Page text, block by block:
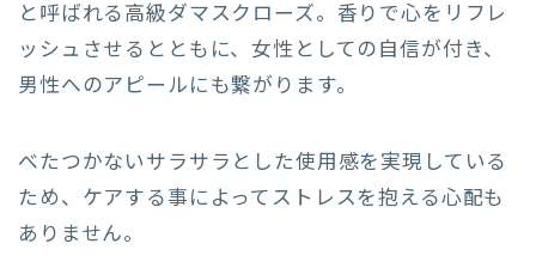
と呼ばれる高級ダマスクローズ。香りで心をリフレ
ッシュさせるとともに、女性としての自信が付き、
男性へのアピールにも繋がります。
べたつかないサラサラとした使用感を実現している
ため、ケアする事によってストレスを抱える心配も
ありません。